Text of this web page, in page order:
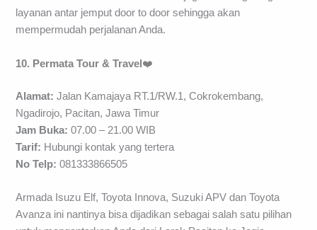
layanan antar jemput door to door sehingga akan
mempermudah perjalanan Anda.
10. Permata Tour & Travel ❤️
Alamat: Jalan Kamajaya RT.1/RW.1, Cokrokembang,
Ngadirojo, Pacitan, Jawa Timur
Jam Buka: 07.00 – 21.00 WIB
Tarif: Hubungi kontak yang tertera
No Telp: 081333866505
Armada Isuzu Elf, Toyota Innova, Suzuki APV dan Toyota
Avanza ini nantinya bisa dijadikan sebagai salah satu pilihan